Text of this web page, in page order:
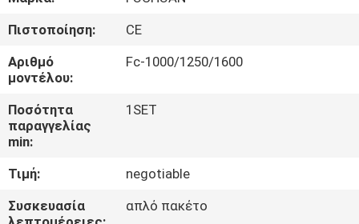
ΣΧΕΤΙΚΆ
ΜΕ
ΕΜΆΣ
ΕΠΙΣΚΈΨΕΙΣ
ΕΡΓΟΣΤΆΣΙΟ
Πιστοποίηση:
CE
Αριθμό
μοντέλου:
Fc-1000/1250/1600
Ποσότητα
παραγγελίας
min:
1SET
Τιμή:
negotiable
Συσκευασία
απλό πακέτο